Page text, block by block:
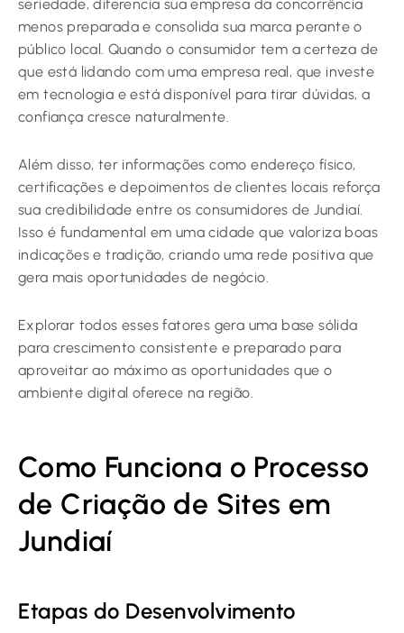
seriedade, diferencia sua empresa da concorrência
menos preparada e consolida sua marca perante o
público local. Quando o consumidor tem a certeza de
que está lidando com uma empresa real, que investe
em tecnologia e está disponível para tirar dúvidas, a
confiança cresce naturalmente.
Além disso, ter informações como endereço físico,
certificações e depoimentos de clientes locais reforça
sua credibilidade entre os consumidores de Jundiaí.
Isso é fundamental em uma cidade que valoriza boas
indicações e tradição, criando uma rede positiva que
gera mais oportunidades de negócio.
Explorar todos esses fatores gera uma base sólida
para crescimento consistente e preparado para
aproveitar ao máximo as oportunidades que o
ambiente digital oferece na região.
Como Funciona o Processo
de Criação de Sites em
Jundiaí
Etapas do Desenvolvimento